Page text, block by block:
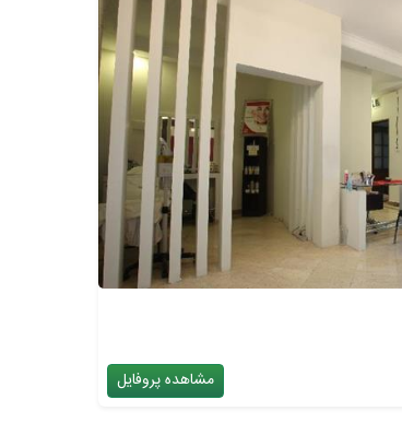
مشاهده پروفایل